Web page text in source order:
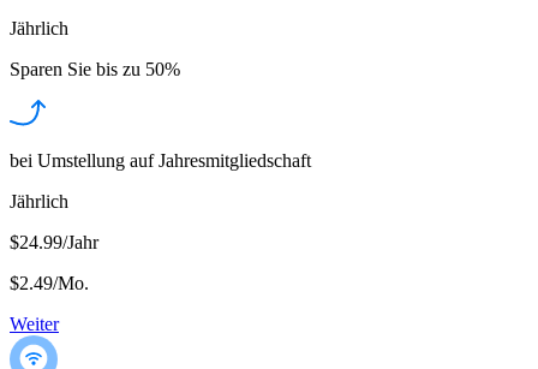
Jährlich
Sparen Sie bis zu 50%
bei Umstellung auf Jahresmitgliedschaft
Jährlich
$24.99/Jahr
$2.49/Mo.
Weiter